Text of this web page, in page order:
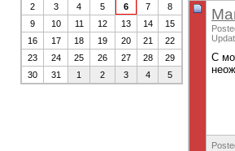
С
2
3 4 5 6 7
8
9
10 11 12 13 14
15
16
17 18 19 20 21
22
23
24 25 26 27 28
29
30
31 1 2 3 4 5